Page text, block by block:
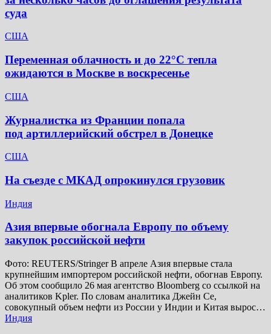
суда
США
Переменная облачность и до 22°C тепла
ожидаются в Москве в воскресенье
США
Журналистка из Франции попала
под артиллерийский обстрел в Донецке
США
На съезде с МКАД опрокинулся грузовик
Индия
Азия впервые обогнала Европу по объему
закупок российской нефти
Фото: REUTERS/Stringer В апреле Азия впервые стала
крупнейшим импортером российской нефти, обогнав Европу.
Об этом сообщило 26 мая агентство Bloomberg со ссылкой на
аналитиков Kpler. По словам аналитика Джейн Се,
совокупный объем нефти из России у Индии и Китая вырос…
Индия